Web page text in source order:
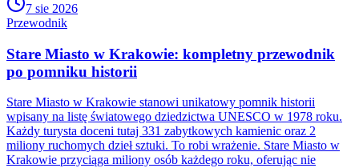
7 sie 2026
Przewodnik
Stare Miasto w Krakowie: kompletny przewodnik
po pomniku historii
Stare Miasto w Krakowie stanowi unikatowy pomnik historii
wpisany na listę światowego dziedzictwa UNESCO w 1978 roku.
Każdy turysta doceni tutaj 331 zabytkowych kamienic oraz 2
miliony ruchomych dzieł sztuki. To robi wrażenie. Stare Miasto w
Krakowie przyciąga miliony osób każdego roku, oferując nie